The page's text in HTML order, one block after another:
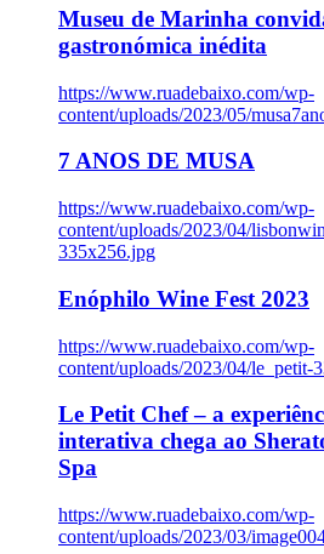
Museu de Marinha
gastronómica inédita
https://www.ruadebaixo.com/wp-
content/uploads/2023/05/
7 ANOS DE MUSA
https://www.ruadebaixo.com/wp-
content/uploads/2023/04/
335x256.jpg
Enóphilo Wine Fest 2023
https://www.ruadebaixo.com/wp-
content/uploads/2023/04/le_petit-
Le Petit Chef – a
interativa chega ao
Spa
https://www.ruadebaixo.com/wp-
content/uploads/2023/03/